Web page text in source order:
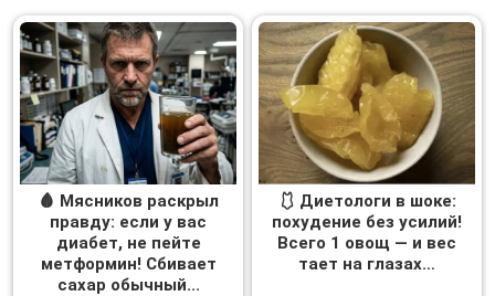
🩸 Мясников раскрыл
правду: если у вас
диабет, не пейте
метформин! Сбивает
сахар обычный...
🩱 Диетологи в шоке:
похудение без усилий!
Всего 1 овощ — и вес
тает на глазах…